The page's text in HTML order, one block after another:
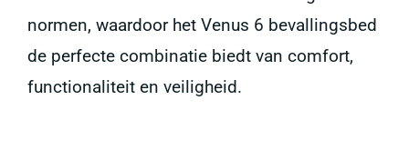
normen, waardoor het Venus 6 bevallingsbed
de perfecte combinatie biedt van comfort,
functionaliteit en veiligheid.